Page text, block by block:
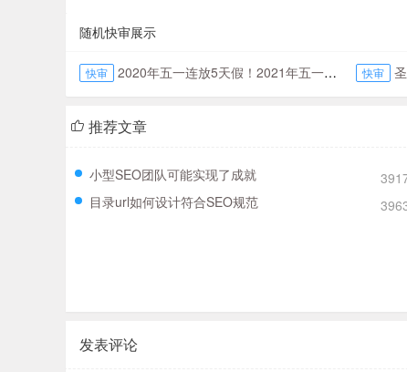
随机快审展示
快审 2020年五一连放5天假！2021年五一劳动节放假时间全新分配 快审 圣
推荐文章
小型SEO团队可能实现了成就
目录url如何设计符合SEO规范
发表评论